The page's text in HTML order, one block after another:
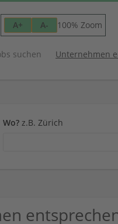
A+ A- 100% Zoom
suchen Unternehmen
Wo? z.B. Zürich